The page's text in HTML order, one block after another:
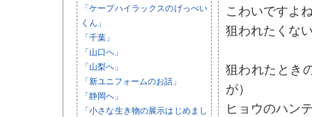
「ケープハイラックスのげっぺい
くん」
「千葉」
「山口へ」
「山梨へ」
「新ユニフォームのお話」
「静岡へ」
「小さな生き物の展示はじめまし
こわいですよ
狙われたくな
狙われたとき
が）
ヒョウのハン